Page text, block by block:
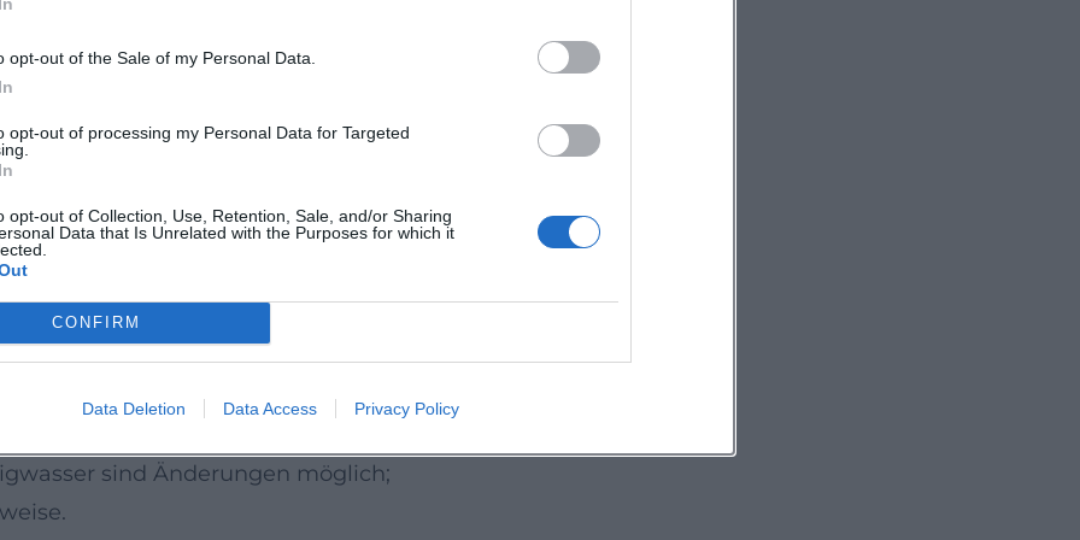
opt-out of the Sale of my Personal Data.
opt-out of processing my Personal Data for Targeted
opt-out of Collection, Use, Retention, Sale, and/or Sharing
Data that Is Unrelated with the Purposes for which it
CONFIRM
Data Deletion Data Access Privacy Policy
mit Tierfreigelände, Ausstellungen
und Park-/ÖPNV-Hinweise vorab
Bereiche kurzfristig gesperrt werden.
tagesaktuellen Betreiberinfos.
& Auen-Erlebnisse
(z. B. Themen- oder
Auch regionale
angepassten Fahrzeiten.
und Buchungsregeln
können begrenzt sein.
sind Änderungen möglich;